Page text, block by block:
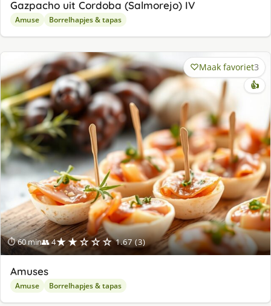
Gazpacho uit Cordoba (Salmorejo) IV
Amuse Borrelhapjes & tapas
⏱ 60 min👥 4★★☆☆☆ 1.67 (3)
Maak favoriet3
👍
Amuses
Amuse Borrelhapjes & tapas